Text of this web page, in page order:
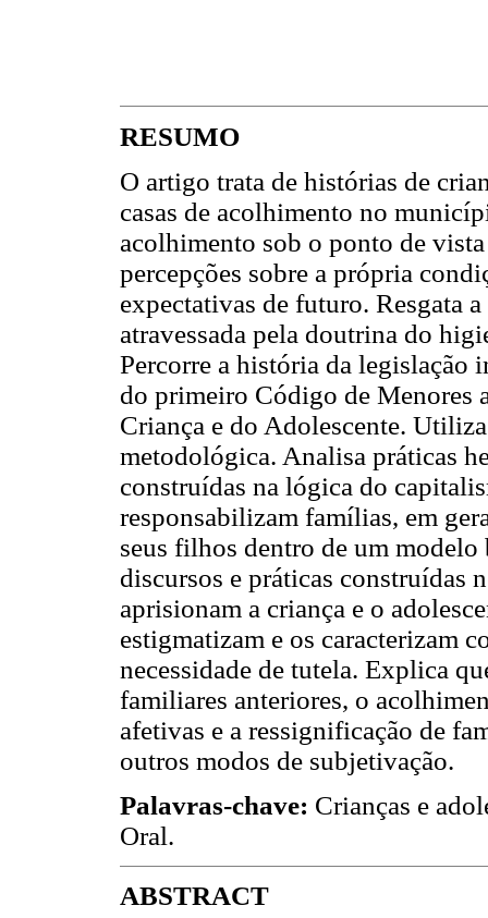
RESUMO
O artigo trata de histórias de
casas de acolhimento no
acolhimento sob o ponto de
percepções sobre a própria
expectativas de futuro. Resgata
atravessada pela doutrina do
Percorre a história da legislação
do primeiro Código de Menores
Criança e do Adolescente.
metodológica. Analisa práticas
construídas na lógica do
responsabilizam famílias, em
seus filhos dentro de um
discursos e práticas construídas
aprisionam a criança e o
estigmatizam e os caracterizam
necessidade de tutela. Explica
familiares anteriores, o
afetivas e a ressignificação de
outros modos de subjetivação.
Palavras-chave: Crianças e
Oral.
ABSTRACT